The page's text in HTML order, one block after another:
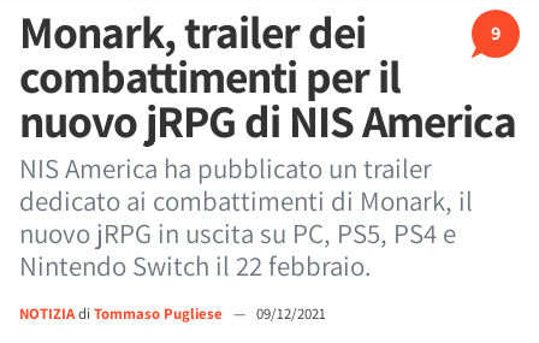
9
Monark, trailer dei
combattimenti per il
nuovo jRPG di NIS America
NIS America ha pubblicato un trailer
dedicato ai combattimenti di Monark, il
nuovo jRPG in uscita su PC, PS5, PS4 e
Nintendo Switch il 22 febbraio.
NOTIZIAdi Tommaso Pugliese — 09/12/2021